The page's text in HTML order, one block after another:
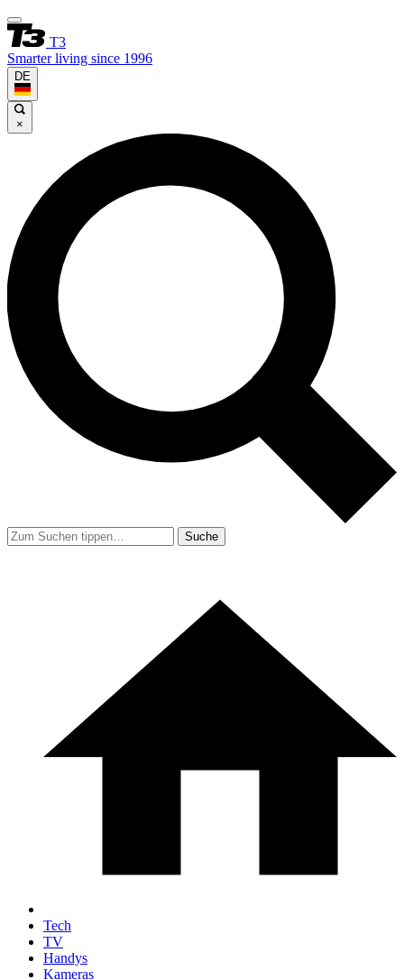
T3
Smarter living since 1996
DE
×
Suche
Tech
TV
Handys
Kameras